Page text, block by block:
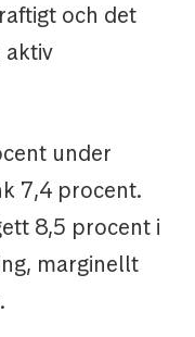
och det
aktiv
under
7,4 procent.
8,5 procent i
marginellt